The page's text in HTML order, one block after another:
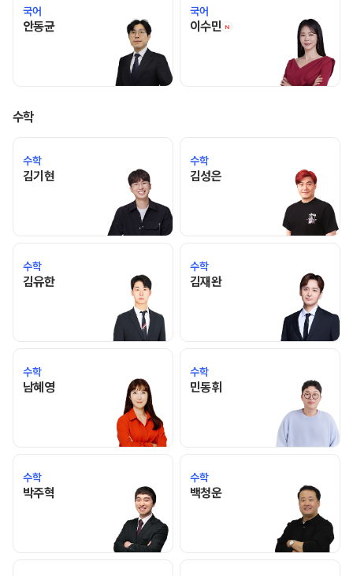
국어
안동균안동균 선생님 홈 바로가기
국어
이수민 N 이수민 선생님 홈 바로
수학
수학
김기현김기현 선생님 홈 바로가기
수학
김성은김성은 선생님 홈 바로가기
수학
김유한김유한 선생님 홈 바로가기
수학
김재완김재완 선생님 홈 바로가기
수학
남혜영남혜영 선생님 홈 바로가기
수학
민동휘민동휘 선생님 홈 바로가기
수학
박주혁 박주혁 선생님 홈 바로가기
수학
백청운백청운 선생님 홈 바로가기